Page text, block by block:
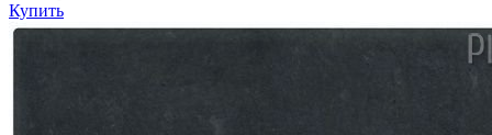
Купить